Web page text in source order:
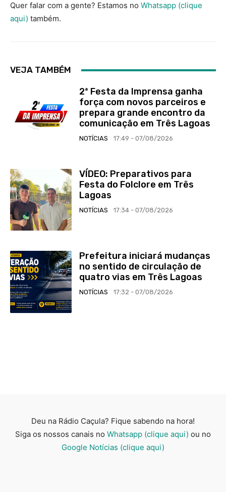
Quer falar com a gente? Estamos no Whatsapp (clique
aqui) também.
VEJA TAMBÉM
2ª Festa da Imprensa ganha
força com novos parceiros e
prepara grande encontro da
comunicação em Três Lagoas
NOTÍCIAS 17:49 - 07/08/2026
VÍDEO: Preparativos para
Festa do Folclore em Três
Lagoas
NOTÍCIAS 17:34 - 07/08/2026
Prefeitura iniciará mudanças
no sentido de circulação de
quatro vias em Três Lagoas
NOTÍCIAS 17:32 - 07/08/2026
Deu na Rádio Caçula? Fique sabendo na hora!
Siga os nossos canais no Whatsapp (clique aqui) ou no
Google Notícias (clique aqui)